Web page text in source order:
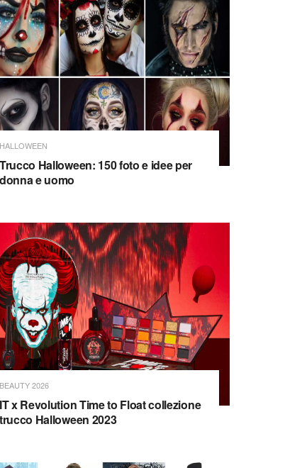
HALLOWEEN
Trucco Halloween: 150 foto e idee per
donna e uomo
BEAUTY 2026
IT x Revolution Time to Float collezione
trucco Halloween 2023